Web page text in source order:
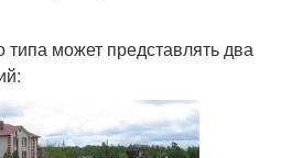
может представлять два